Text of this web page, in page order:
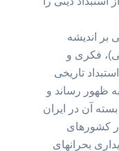
بر اندیشه
فکری و
تاریخی
ظهور رساند و
آن در ایران
کشورهای
بحرانهای